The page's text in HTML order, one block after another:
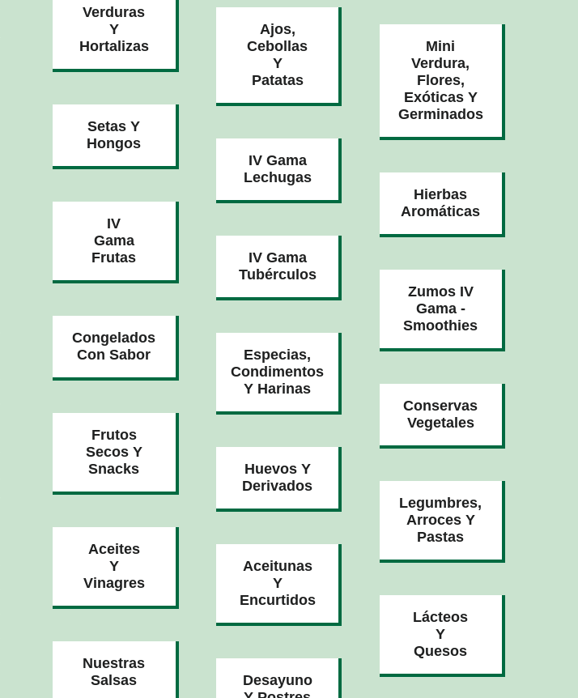
Verduras
Y
Hortalizas
Setas Y
Hongos
IV
Gama
Frutas
Congelados
Con Sabor
Frutos
Secos Y
Snacks
Aceites
Y
Vinagres
Nuestras
Salsas
Ajos,
Cebollas
Y
Patatas
IV Gama
Lechugas
IV Gama
Tubérculos
Especias,
Condimentos
Y Harinas
Huevos Y
Derivados
Aceitunas
Y
Encurtidos
Desayuno
Mini
Verdura,
Flores,
Exóticas Y
Germinados
Hierbas
Aromáticas
Zumos IV
Gama -
Smoothies
Conservas
Vegetales
Legumbres,
Arroces Y
Pastas
Lácteos
Y
Quesos